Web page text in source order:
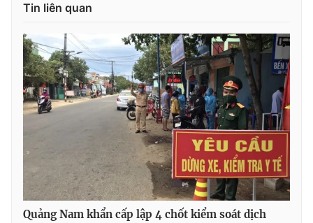
Tin liên quan
Quảng Nam khẩn cấp lập 4 chốt kiểm soát dịch